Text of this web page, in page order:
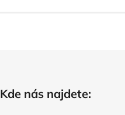
k
Kde nás najdete: